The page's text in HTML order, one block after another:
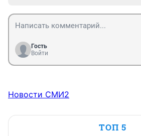
Гость
Войти
Новости СМИ2
ТОП 5